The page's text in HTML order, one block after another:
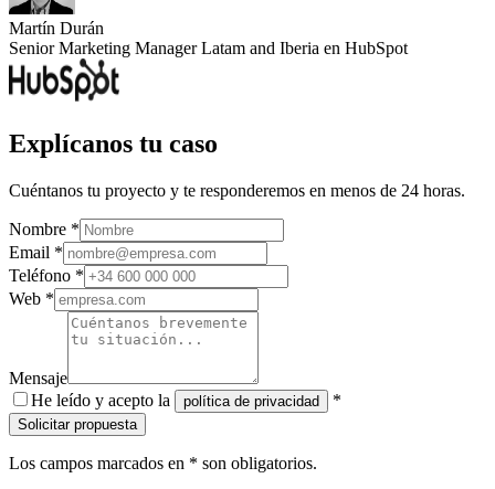
Martín Durán
Senior Marketing Manager Latam and Iberia en HubSpot
Explícanos tu caso
Cuéntanos tu proyecto y te responderemos en menos de 24 horas.
Nombre *
Email *
Teléfono *
Web *
Mensaje
He leído y acepto la
política de privacidad *
Solicitar propuesta
Los campos marcados en * son obligatorios.